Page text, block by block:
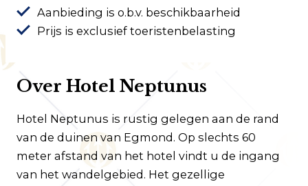
Aanbieding is o.b.v. beschikbaarheid
Prijs is exclusief toeristenbelasting
Over Hotel Neptunus
Hotel Neptunus is rustig gelegen aan de rand
van de duinen van Egmond. Op slechts 60
meter afstand van het hotel vindt u de ingang
van het wandelgebied. Het gezellige